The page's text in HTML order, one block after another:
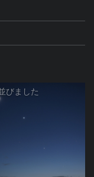
びました